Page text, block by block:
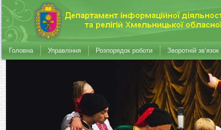
Головна Управління Розпорядок роботи Зворотній зв’язок